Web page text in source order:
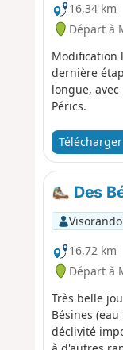
16,34 km
Départ à
Modification
dernière
longue,
Pérics.
Télécharger
Des
16,72 km
Départ à
Très belle
Bésines
déclivité